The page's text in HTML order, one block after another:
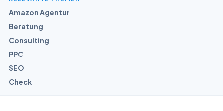
Amazon Agentur
Beratung
Consulting
PPC
SEO
Check